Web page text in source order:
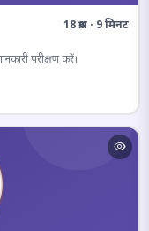
18 प्रश्न · 9 मिनट
परीक्षण करें।